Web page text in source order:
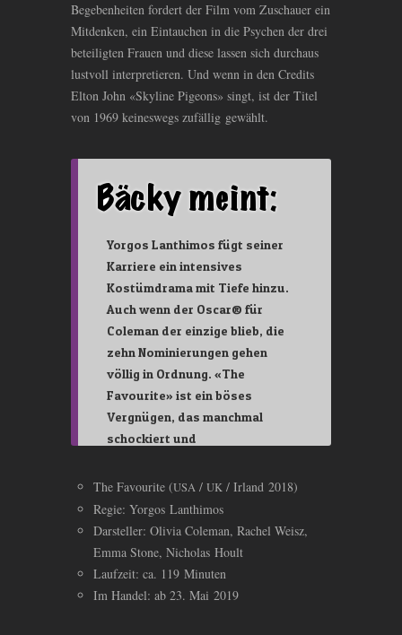
Begebenheiten fordert der Film vom Zuschauer ein
Mitdenken, ein Eintauchen in die Psychen der drei
beteiligten Frauen und diese lassen sich durchaus
lustvoll interpretieren. Und wenn in den Credits
Elton John «Skyline Pigeons» singt, ist der Titel
von 1969 keineswegs zufällig gewählt.
Yorgos Lanthimos fügt seiner
Karriere ein intensives
Kostümdrama mit Tiefe hinzu.
Auch wenn der Oscar® für
Coleman der einzige blieb, die
zehn Nominierungen gehen
völlig in Ordnung. «The
Favourite» ist ein böses
Vergnügen, das manchmal
schockiert und
The Favourite (USA / UK / Irland 2018)
Regie: Yorgos Lanthimos
Darsteller: Olivia Coleman, Rachel Weisz,
Emma Stone, Nicholas Hoult
Laufzeit: ca. 119 Minuten
Im Handel: ab 23. Mai 2019